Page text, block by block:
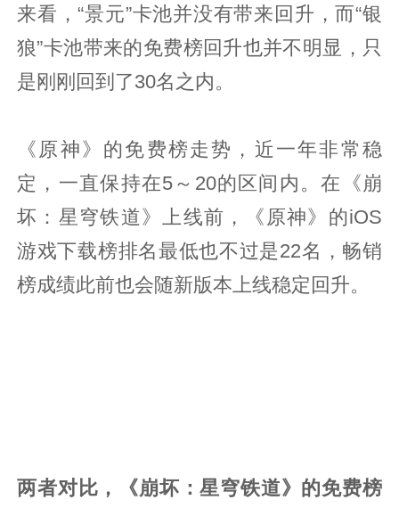
来看，“景元”卡池并没有带来回升，而“银
狼”卡池带来的免费榜回升也并不明显，只
是刚刚回到了30名之内。
《原神》的免费榜走势，近一年非常稳
定，一直保持在5～20的区间内。在《崩
坏：星穹铁道》上线前，《原神》的iOS
游戏下载榜排名最低也不过是22名，畅销
榜成绩此前也会随新版本上线稳定回升。
两者对比，《崩坏：星穹铁道》的免费榜